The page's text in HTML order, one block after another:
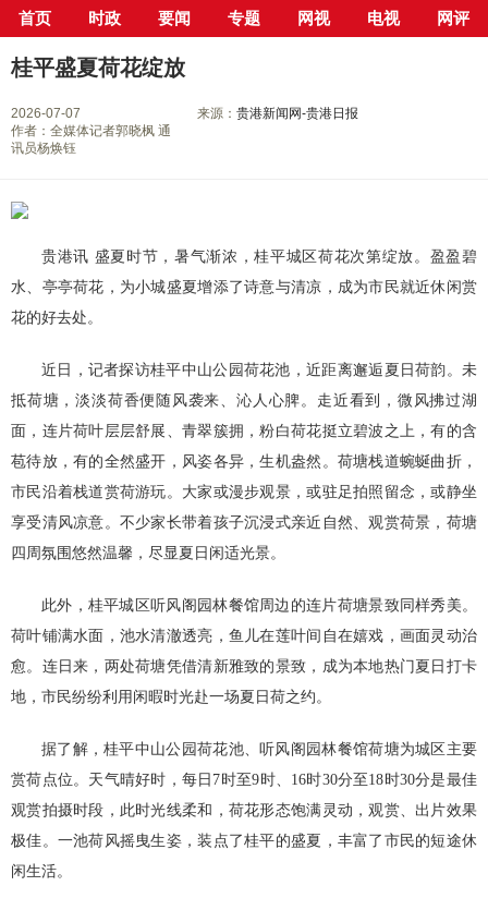
首页 时政 要闻 专题 网视 电视 网评
当前位置： 首页> 新闻中心> 县市区> 桂平市> 正文
桂平盛夏荷花绽放
2026-07-07 来源：贵港新闻网-贵港日报
作者：全媒体记者郭晓枫 通
讯员杨焕钰
贵港讯 盛夏时节，暑气渐浓，桂平城区荷花次第绽放。盈盈碧
水、亭亭荷花，为小城盛夏增添了诗意与清凉，成为市民就近休闲赏
花的好去处。
近日，记者探访桂平中山公园荷花池，近距离邂逅夏日荷韵。未
抵荷塘，淡淡荷香便随风袭来、沁人心脾。走近看到，微风拂过湖
面，连片荷叶层层舒展、青翠簇拥，粉白荷花挺立碧波之上，有的含
苞待放，有的全然盛开，风姿各异，生机盎然。荷塘栈道蜿蜒曲折，
市民沿着栈道赏荷游玩。大家或漫步观景，或驻足拍照留念，或静坐
享受清风凉意。不少家长带着孩子沉浸式亲近自然、观赏荷景，荷塘
四周氛围悠然温馨，尽显夏日闲适光景。
此外，桂平城区听风阁园林餐馆周边的连片荷塘景致同样秀美。
荷叶铺满水面，池水清澈透亮，鱼儿在莲叶间自在嬉戏，画面灵动治
愈。连日来，两处荷塘凭借清新雅致的景致，成为本地热门夏日打卡
地，市民纷纷利用闲暇时光赴一场夏日荷之约。
据了解，桂平中山公园荷花池、听风阁园林餐馆荷塘为城区主要
赏荷点位。天气晴好时，每日7时至9时、16时30分至18时30分是最佳
观赏拍摄时段，此时光线柔和，荷花形态饱满灵动，观赏、出片效果
极佳。一池荷风摇曳生姿，装点了桂平的盛夏，丰富了市民的短途休
闲生活。